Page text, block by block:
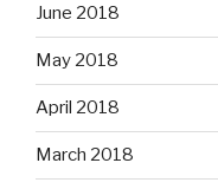
June 2018
May 2018
April 2018
March 2018